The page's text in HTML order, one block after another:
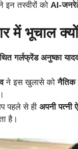
तस्वीरों को AI-
में भूचाल
गर्लफ्रेंड अनुष्का
ने इस खुलासे कोनैतिक
पहले से ही अपनी पत्नी
है।